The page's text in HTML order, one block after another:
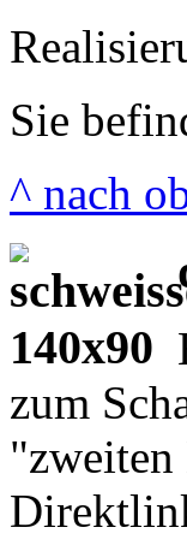
Sie
^ nach
zum
"zweiten